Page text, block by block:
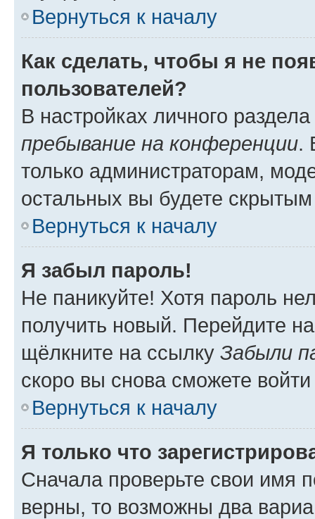
Вернуться к началу
Как сделать, чтобы я не
пользователей?
В настройках личного
пребывание на конференции.
только администраторам,
остальных вы будете
Вернуться к началу
Я забыл пароль!
Не паникуйте! Хотя пароль
получить новый. Перейдите
щёлкните на ссылку Забыли
скоро вы снова сможете
Вернуться к началу
Я только что
Сначала проверьте свои имя
верны, то возможны два